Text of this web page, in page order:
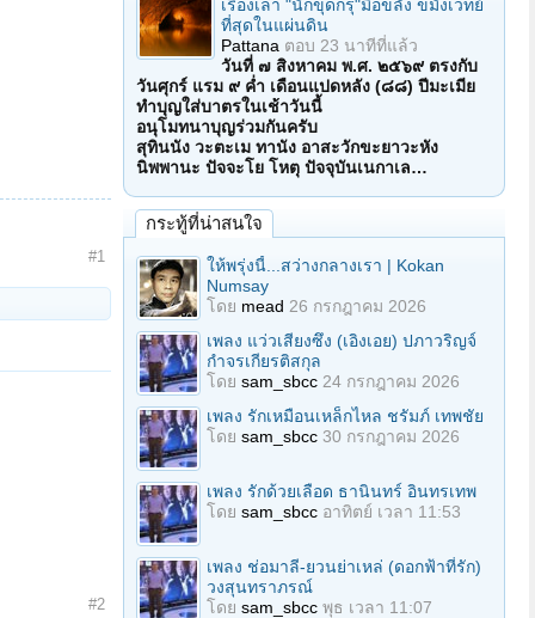
#1
#2
เรื่องเล่า "นักขุดกรุ"มือขลัง ขมังเวทย์
ที่สุดในแผ่นดิน
Pattana ตอบ 23 นาทีที่แล้ว
วันที่ ๗ สิงหาคม พ.ศ. ๒๕๖๙ ตรงกับ
วันศุกร์ แรม ๙ ค่ำ เดือนแปดหลัง (๘๘) ปีมะเมีย
ทำบุญใส่บาตรในเช้าวันนี้
อนุโมทนาบุญร่วมกันครับ
สุทินนัง วะตะเม ทานัง อาสะวักขะยาวะหัง
นิพพานะ ปัจจะโย โหตุ ปัจจุบันเนกาเล…
กระทู้ที่น่าสนใจ
ให้พรุ่งนี้...สว่างกลางเรา | Kokan
Numsay
โดย mead 26 กรกฎาคม 2026
เพลง แว่วเสียงซึง (เอิงเอย) ปภาวริญจ์
กำจรเกียรติสกุล
โดย sam_sbcc 24 กรกฎาคม 2026
เพลง รักเหมือนเหล็กไหล ชรัมภ์ เทพชัย
โดย sam_sbcc 30 กรกฎาคม 2026
เพลง รักด้วยเลือด ธานินทร์ อินทรเทพ
โดย sam_sbcc อาทิตย์ เวลา 11:53
เพลง ช่อมาลี-ยวนย่าเหล่ (ดอกฟ้าที่รัก)
วงสุนทราภรณ์
โดย sam_sbcc พุธ เวลา 11:07